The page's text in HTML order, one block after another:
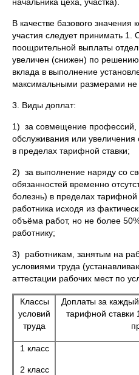
В качестве базового значения
участия следует принимать
поощрительной выплаты
увеличен (снижен) по решению
вклада в выполнение
максимальными размерами не
3. Виды доплат:
1) за совмещение профессий,
обслуживания или
в пределах тарифной ставки;
2) за выполнение наряду со
обязанностей временно
болезнь) в пределах тарифной
работника исходя из
объёма работ, но не более
работнику;
3) работникам, занятым на
условиями труда
аттестации рабочих мест по
Классы
условий
труда
Доплаты за
тарифной ставки
1 класс
2 класс